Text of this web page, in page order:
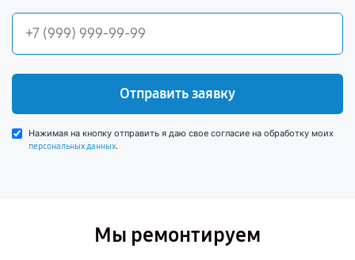
Отправить заявку
Нажимая на кнопку отправить я даю свое согласие на обработку моих
персональных данных.
Мы ремонтируем